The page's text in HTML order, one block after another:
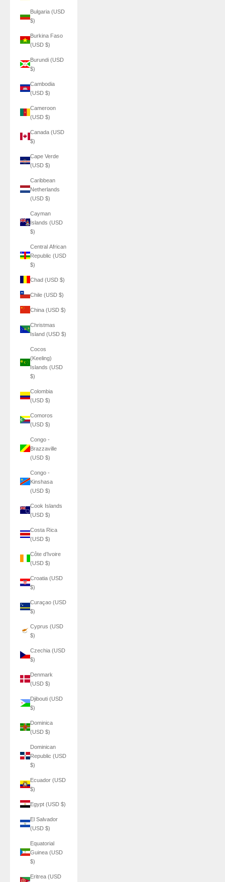
Bulgaria (USD
$)
Burkina Faso
(USD $)
Burundi (USD
$)
Cambodia
(USD $)
Cameroon
(USD $)
Canada (USD
$)
Cape Verde
(USD $)
Caribbean
Netherlands
(USD $)
Cayman
Islands (USD
$)
Central African
Republic (USD
$)
Chad (USD $)
Chile (USD $)
China (USD $)
Christmas
Island (USD $)
Cocos
(Keeling)
Islands (USD
$)
Colombia
(USD $)
Comoros
(USD $)
Congo -
Brazzaville
(USD $)
Congo -
Kinshasa
(USD $)
Cook Islands
(USD $)
Costa Rica
(USD $)
Côte d’Ivoire
(USD $)
Croatia (USD
$)
Curaçao (USD
$)
Cyprus (USD
$)
Czechia (USD
$)
Denmark
(USD $)
Djibouti (USD
$)
Dominica
(USD $)
Dominican
Republic (USD
$)
Ecuador (USD
$)
Egypt (USD $)
El Salvador
(USD $)
Equatorial
Guinea (USD
$)
Eritrea (USD